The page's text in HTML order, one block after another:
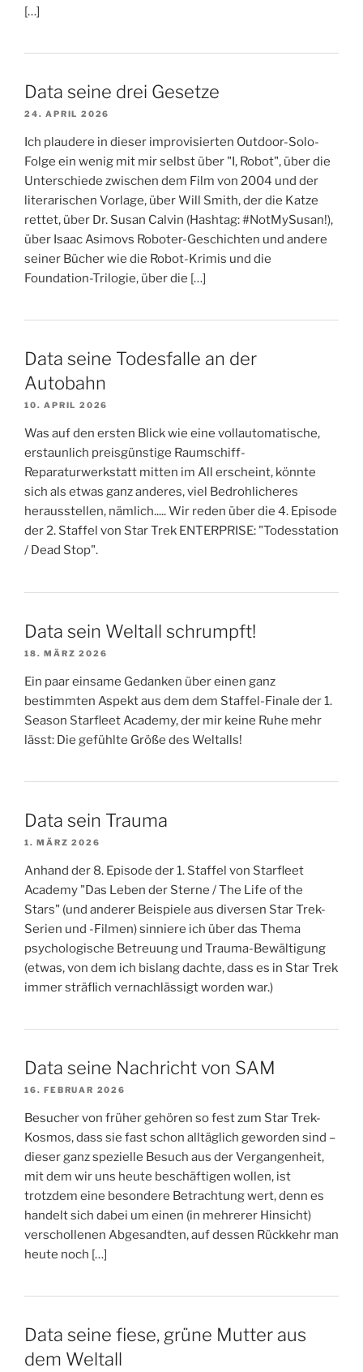
[…]
Data seine drei Gesetze
24. APRIL 2026
Ich plaudere in dieser improvisierten Outdoor-Solo-
Folge ein wenig mit mir selbst über "I, Robot", über die
Unterschiede zwischen dem Film von 2004 und der
literarischen Vorlage, über Will Smith, der die Katze
rettet, über Dr. Susan Calvin (Hashtag: #NotMySusan!),
über Isaac Asimovs Roboter-Geschichten und andere
seiner Bücher wie die Robot-Krimis und die
Foundation-Trilogie, über die […]
Data seine Todesfalle an der
Autobahn
10. APRIL 2026
Was auf den ersten Blick wie eine vollautomatische,
erstaunlich preisgünstige Raumschiff-
Reparaturwerkstatt mitten im All erscheint, könnte
sich als etwas ganz anderes, viel Bedrohlicheres
herausstellen, nämlich..... Wir reden über die 4. Episode
der 2. Staffel von Star Trek ENTERPRISE: "Todesstation
/ Dead Stop".
Data sein Weltall schrumpft!
18. MÄRZ 2026
Ein paar einsame Gedanken über einen ganz
bestimmten Aspekt aus dem dem Staffel-Finale der 1.
Season Starfleet Academy, der mir keine Ruhe mehr
lässt: Die gefühlte Größe des Weltalls!
Data sein Trauma
1. MÄRZ 2026
Anhand der 8. Episode der 1. Staffel von Starfleet
Academy "Das Leben der Sterne / The Life of the
Stars" (und anderer Beispiele aus diversen Star Trek-
Serien und -Filmen) sinniere ich über das Thema
psychologische Betreuung und Trauma-Bewältigung
(etwas, von dem ich bislang dachte, dass es in Star Trek
immer sträflich vernachlässigt worden war.)
Data seine Nachricht von SAM
16. FEBRUAR 2026
Besucher von früher gehören so fest zum Star Trek-
Kosmos, dass sie fast schon alltäglich geworden sind –
dieser ganz spezielle Besuch aus der Vergangenheit,
mit dem wir uns heute beschäftigen wollen, ist
trotzdem eine besondere Betrachtung wert, denn es
handelt sich dabei um einen (in mehrerer Hinsicht)
verschollenen Abgesandten, auf dessen Rückkehr man
heute noch […]
Data seine fiese, grüne Mutter aus
dem Weltall